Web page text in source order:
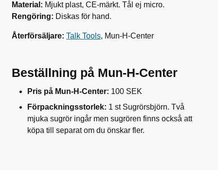
Material: Mjukt plast, CE-märkt. Tål ej micro.
Rengöring: Diskas för hand.
Återförsäljare: Talk Tools, Mun-H-Center
Beställning på Mun-H-Center
Pris på Mun-H-Center: 100 SEK
Förpackningsstorlek: 1 st Sugrörsbjörn. Två
mjuka sugrör ingår men sugrören finns också att
köpa till separat om du önskar fler.